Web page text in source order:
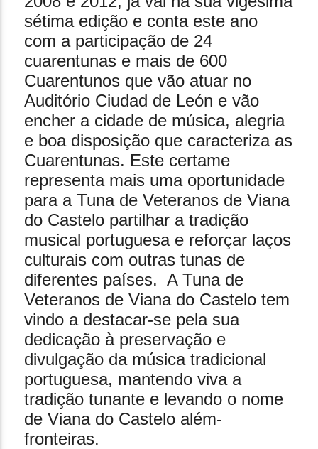
sétima edição e conta este ano
com a participação de 24
cuarentunas e mais de 600
Cuarentunos que vão atuar no
Auditório Ciudad de León e vão
encher a cidade de música, alegria
e boa disposição que caracteriza as
Cuarentunas. Este certame
representa mais uma oportunidade
para a Tuna de Veteranos de Viana
do Castelo partilhar a tradição
musical portuguesa e reforçar laços
culturais com outras tunas de
diferentes países. A Tuna de
Veteranos de Viana do Castelo tem
vindo a destacar-se pela sua
dedicação à preservação e
divulgação da música tradicional
portuguesa, mantendo viva a
tradição tunante e levando o nome
de Viana do Castelo além-
fronteiras.